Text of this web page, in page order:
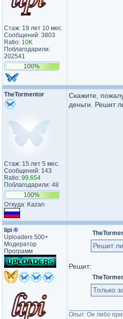
Стаж: 19 лет 10 мес.
Сообщений: 3803
Ratio: 10K
Поблагодарили:
202541
100%
TheTormentor
Стаж: 15 лет 5 мес.
Сообщений: 143
Ratio: 99.654
Поблагодарили: 48
100%
Откуда: Kazan
Скажите,
деньги. Решит
lipi ®
Uploaders 500+
Модератор
Программ
Решит
Решит:
Только
Опыт. Он либо